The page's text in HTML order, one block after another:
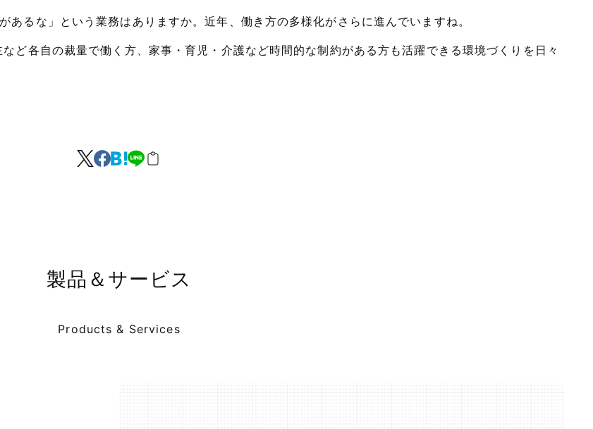
あるな」という業務はありますか。近年、働き方の多様化がさらに進んでいますね。
ど各自の裁量で働く方、家事・育児・介護など時間的な制約がある方も活躍できる環境づくりを日々
製品＆サービス
Products & Services